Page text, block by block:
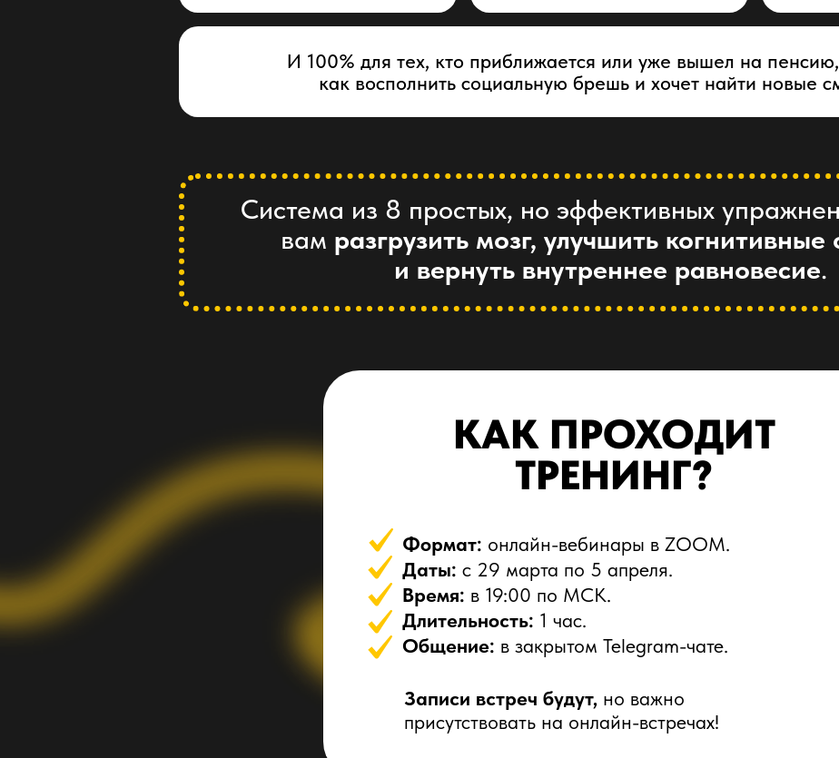
Система из 8 простых, но эффективных
вам разгрузить мозг, улучшить
и вернуть внутреннее равновесие.
И 100% для тех, кто приближается или уже вышел на
как восполнить социальную брешь и хочет найти новые
Записи встреч будут, но важно
присутствовать на онлайн-встречах!
Формат: онлайн-вебинары в ZOOM.
Даты: с 29 марта по 5 апреля.
Время: в 19:00 по МСК.
Длительность: 1 час.
Общение: в закрытом Telegram-чате.
КАК ПРОХОДИТ
ТРЕНИНГ?